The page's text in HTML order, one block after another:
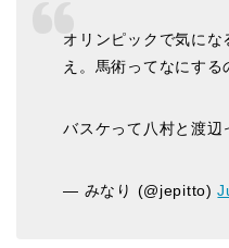
オリンピックで気に
え。馬術ってなにする
バスケって八村と渡辺
— みなり (@jepitto)